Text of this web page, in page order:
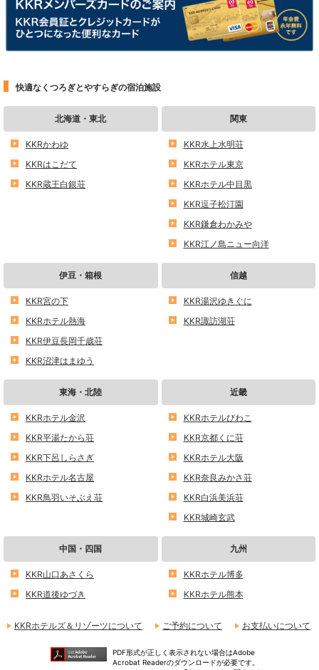
快適なくつろぎとやすらぎの宿泊施設
北海道・東北
KKRかわゆ
KKRはこだて
KKR蔵王白銀荘
関東
KKR水上水明荘
KKRホテル東京
KKRホテル中目黒
KKR逗子松汀園
KKR鎌倉わかみや
KKR江ノ島ニュー向洋
伊豆・箱根
KKR宮の下
KKRホテル熱海
KKR伊豆長岡千歳荘
KKR沼津はまゆう
信越
KKR湯沢ゆきぐに
KKR諏訪湖荘
東海・北陸
KKRホテル金沢
KKR平湯たから荘
KKR下呂しらさぎ
KKRホテル名古屋
KKR鳥羽いそぶえ荘
近畿
KKRホテルびわこ
KKR京都くに荘
KKRホテル大阪
KKR奈良みかさ荘
KKR白浜美浜荘
KKR城崎玄武
中国・四国
KKR山口あさくら
KKR道後ゆづき
九州
KKRホテル博多
KKRホテル熊本
KKRホテルズ＆リゾーツについて ご予約について お支払いについて
PDF形式が正しく表示されない場合はAdobe
Acrobat Readerのダウンロードが必要です。